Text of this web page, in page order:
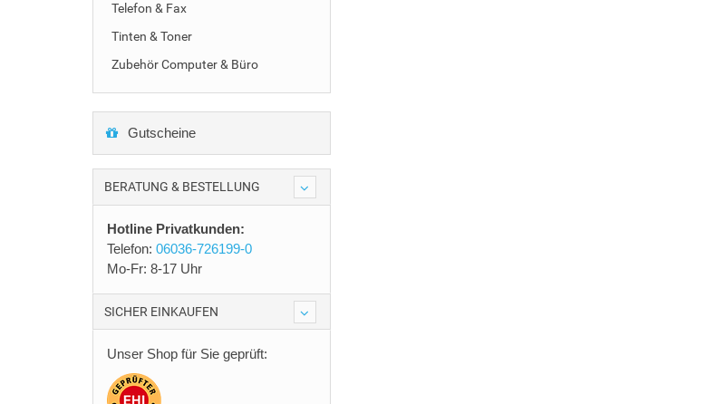
Telefon & Fax
Tinten & Toner
Zubehör Computer & Büro
Gutscheine
BERATUNG & BESTELLUNG
Hotline Privatkunden:
Telefon: 06036-726199-0
Mo-Fr: 8-17 Uhr
SICHER EINKAUFEN
Unser Shop für Sie geprüft: